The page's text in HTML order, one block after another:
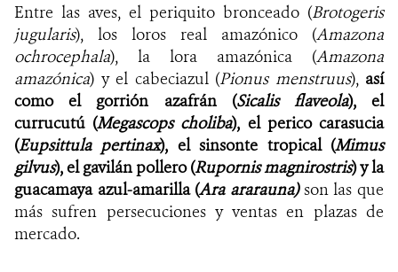
Entre las aves, el periquito bronceado (Brotogeris
jugularis), los loros real amazónico (Amazona
ochrocephala), la lora amazónica (Amazona
amazónica) y el cabeciazul (Pionus menstruus), así
comoel gorrión azafrán (Sicalis flaveola), el
currucutú (Megascops choliba), el perico carasucia
(Eupsittula pertinax), el sinsonte tropical (Mimus
gilvus), el gavilán pollero (Rupornis magnirostris) y la
guacamaya azul-amarilla (Ara ararauna)son las que
más sufren persecuciones y ventas en plazas de
mercado.